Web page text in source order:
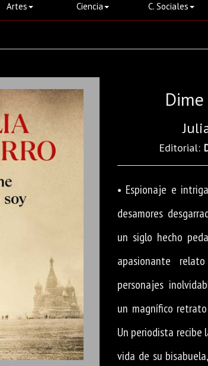
Artes Ciencia C. Sociales
Editorial:
• Espionaje e
desamores
un siglo hecho
apasionante
personajes
un magnífico
Un periodista recibe
vida de su